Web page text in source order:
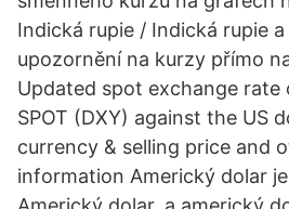
Indická rupie / Indická rupie
upozornění na kurzy přímo
Updated spot exchange rate
SPOT (DXY) against the US
currency & selling price and
information Americký dolar